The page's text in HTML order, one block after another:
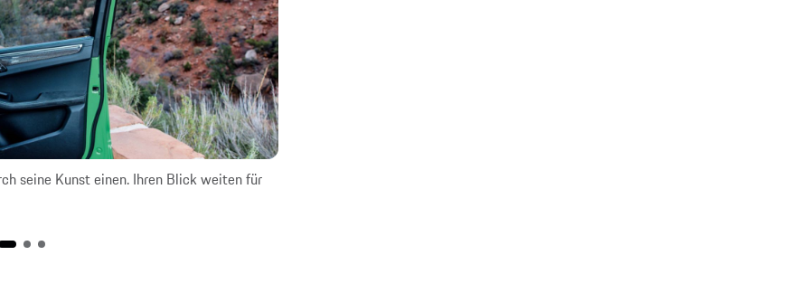
seine Kunst einen. Ihren Blick weiten für